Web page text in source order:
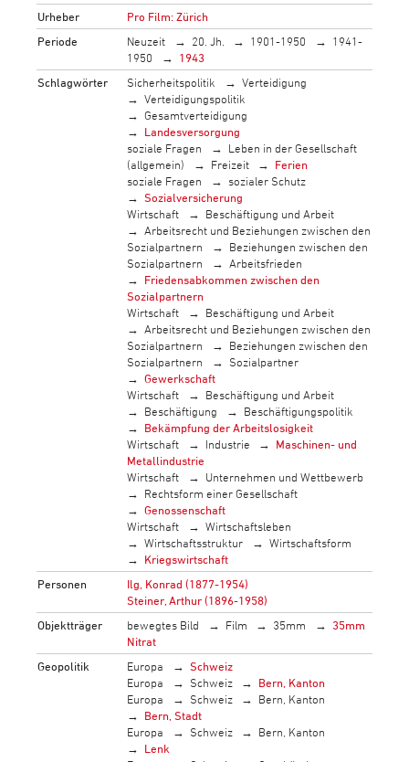
Urheber
Pro Film: Zürich
Periode
Neuzeit 20. Jh. 1901-1950
1941-
1950
1943
Schlagwörter
Sicherheitspolitik
Verteidigung
Verteidigungspolitik
Gesamtverteidigung
Landesversorgung
soziale Fragen
Leben in der Gesellschaft
(allgemein)
Freizeit
Ferien
soziale Fragen
sozialer Schutz
Sozialversicherung
Wirtschaft
Beschäftigung und Arbeit
Arbeitsrecht und Beziehungen zwischen den
Sozialpartnern
Beziehungen zwischen den
Sozialpartnern
Arbeitsfrieden
Friedensabkommen zwischen den
Sozialpartnern
Wirtschaft
Beschäftigung und Arbeit
Arbeitsrecht und Beziehungen zwischen den
Sozialpartnern
Beziehungen zwischen den
Sozialpartnern
Sozialpartner
Gewerkschaft
Wirtschaft
Beschäftigung und Arbeit
Beschäftigung
Beschäftigungspolitik
Bekämpfung der Arbeitslosigkeit
Wirtschaft
Industrie
Maschinen- und
Metallindustrie
Wirtschaft
Unternehmen und Wettbewerb
Rechtsform einer Gesellschaft
Genossenschaft
Wirtschaft
Wirtschaftsleben
Wirtschaftsstruktur
Wirtschaftsform
Kriegswirtschaft
Personen
Ilg, Konrad (1877-1954)
Steiner, Arthur (1896-1958)
Objektträger
bewegtes Bild Film 35mm
35mm
Nitrat
Geopolitik
Europa
Schweiz
Europa
Schweiz
Bern, Kanton
Europa
Schweiz
Bern, Kanton
Bern, Stadt
Europa
Schweiz
Bern, Kanton
Lenk